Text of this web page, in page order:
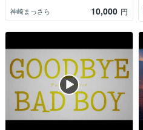
神崎まっさら
10,000 円